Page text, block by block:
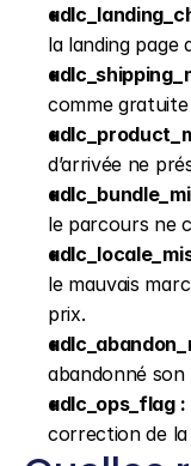
la landing page
comme
d’arrivée ne
le parcours ne
le mauvais
prix.
abandonné son
adlc_ops_flag :
correction de